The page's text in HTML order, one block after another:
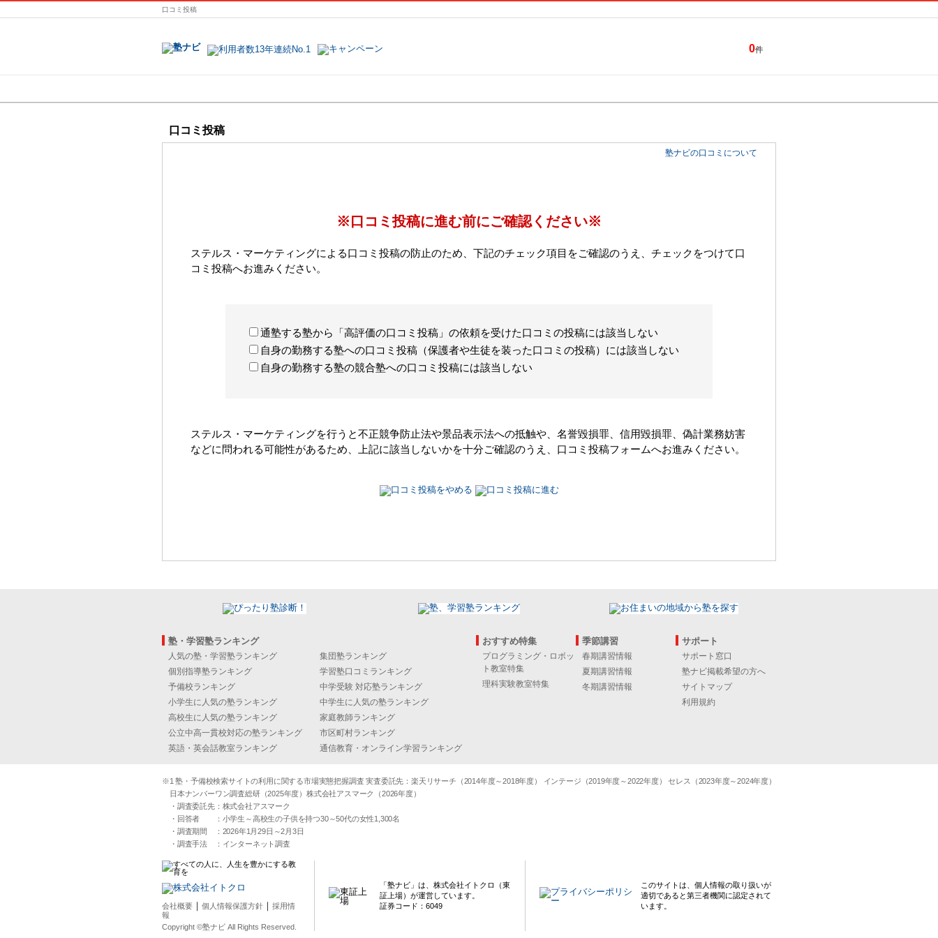
口コミ投稿
0件
口コミ投稿
塾ナビの口コミについて
※口コミ投稿に進む前にご確認ください※
ステルス・マーケティングによる口コミ投稿の防止のため、下記のチェック項目をご確認のうえ、チェックをつけて口
コミ投稿へお進みください。
通塾する塾から「高評価の口コミ投稿」の依頼を受けた口コミの投稿には該当しない
自身の勤務する塾への口コミ投稿（保護者や生徒を装った口コミの投稿）には該当しない
自身の勤務する塾の競合塾への口コミ投稿には該当しない
ステルス・マーケティングを行うと不正競争防止法や景品表示法への抵触や、名誉毀損罪、信用毀損罪、偽計業務妨害
などに問われる可能性があるため、上記に該当しないかを十分ご確認のうえ、口コミ投稿フォームへお進みください。
塾・学習塾ランキング
人気の塾・学習塾ランキング
集団塾ランキング
個別指導塾ランキング
学習塾口コミランキング
予備校ランキング
中学受験 対応塾ランキング
小学生に人気の塾ランキング
中学生に人気の塾ランキング
高校生に人気の塾ランキング
家庭教師ランキング
公立中高一貫校対応の塾ランキング
市区町村ランキング
英語・英会話教室ランキング
通信教育・オンライン学習ランキング
おすすめ特集
プログラミング・ロボッ
ト教室特集
理科実験教室特集
季節講習
春期講習情報
夏期講習情報
冬期講習情報
サポート
サポート窓口
塾ナビ掲載希望の方へ
サイトマップ
利用規約
※1 塾・予備校検索サイトの利用に関する市場実態把握調査 実査委託先：楽天リサーチ（2014年度～2018年度） インテージ（2019年度～2022年度） セレス（2023年度～2024年度）
日本ナンバーワン調査総研（2025年度）株式会社アスマーク（2026年度）
・調査委託先：株式会社アスマーク
・回答者 ：小学生～高校生の子供を持つ30～50代の女性1,300名
・調査期間 ：2026年1月29日～2月3日
・調査手法 ：インターネット調査
会社概要 ｜ 個人情報保護方針 ｜ 採用情
報
Copyright ©塾ナビ All Rights Reserved.
「塾ナビ」は、株式会社イトクロ（東
証上場）が運営しています。
証券コード：6049
このサイトは、個人情報の取り扱いが
適切であると第三者機関に認定されて
います。